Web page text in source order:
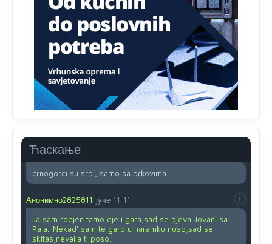
Ћаскање
su u pitanju starije osobe, osobe sa slabijim vidom ili
drhtavom rukom
Анонимно2819033 8/8/2026
Yes,nekada je bila corava kutija za IZBORE a danas su
coravi biraci.
Анонимно2553747 8/8/2026 2:53
muvjerujem.tekmi je 50 godina.
Анонимно2800732
crnogorci su srbi, samo sa brkovima
Анонимно2825811 јуче 11:11
Ja sam rodjen tamo dje i gara,sad se pjeva Jovani sa
Pala...Nekad' sam te garo u naramku noso,sad se
skitas,nevalja ti poso.